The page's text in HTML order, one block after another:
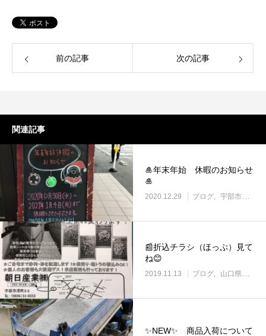
前の記事 次の記事
関連記事
🎍年末年始 休暇のお知らせ
🎍
2020.12.29 ブログ 宇部市働き方改革に取り組む企業
📰折込チラシ（ほっぷ）見て
ね😊
2019.11.13 ブログ 山口県の土場渡し・野積み場
✨NEW✨ 商品入荷について